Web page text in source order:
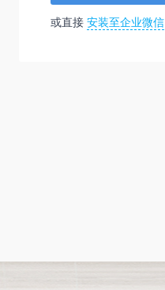
或直接 安装至企业微信